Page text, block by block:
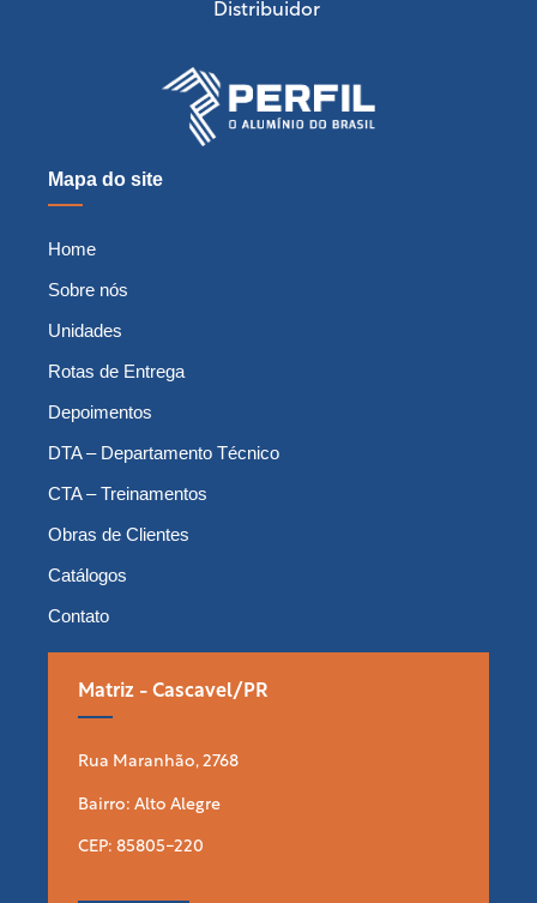
Distribuidor
Mapa do site
Home
Sobre nós
Unidades
Rotas de Entrega
Depoimentos
DTA – Departamento Técnico
CTA – Treinamentos
Obras de Clientes
Catálogos
Contato
Matriz - Cascavel/PR
Rua Maranhão, 2768
Bairro: Alto Alegre
CEP: 85805-220